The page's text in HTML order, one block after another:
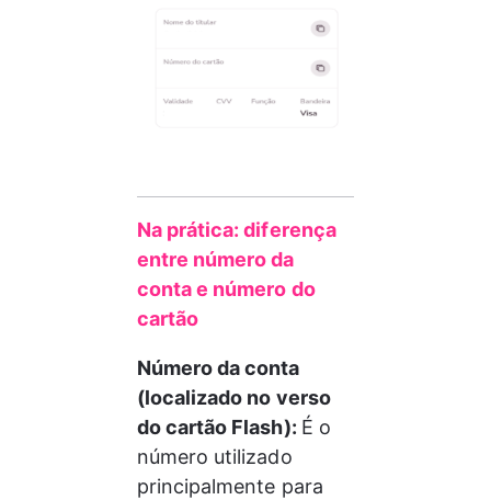
Na prática: diferença
entre número da
conta e número do
cartão
Número da conta
(localizado no verso
do cartão Flash): É o
número utilizado
principalmente para